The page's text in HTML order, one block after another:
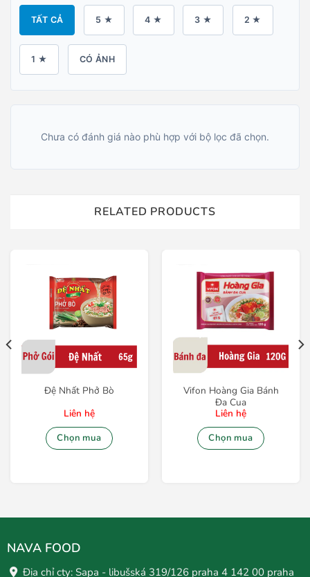
TẤT CẢ 5 ★ 4 ★ 3 ★ 2 ★
1 ★ CÓ ẢNH
Chưa có đánh giá nào phù hợp với bộ lọc đã chọn.
RELATED PRODUCTS
Đệ Nhất Phở Bò
Liên hệ
Chọn mua
Vifon Hoàng Gia Bánh
Đa Cua
Liên hệ
Chọn mua
NAVA FOOD
Địa chỉ cty: Sapa - libušská 319/126 praha 4 142 00 praha